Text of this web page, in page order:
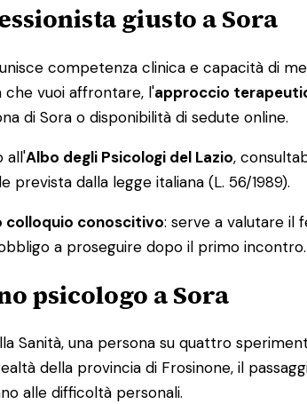
giusto a Sora
competenza clinica e capacità di
vuoi affrontare, l'approccio
di Sora o disponibilità di sedute online.
all'Albo degli Psicologi del Lazio,
dalla legge italiana (L. 56/1989).
colloquio conoscitivo: serve a valutare il
a proseguire dopo il primo incontro.
psicologo a Sora
Sanità, una persona su quattro
della provincia di Frosinone, il
alle difficoltà personali.